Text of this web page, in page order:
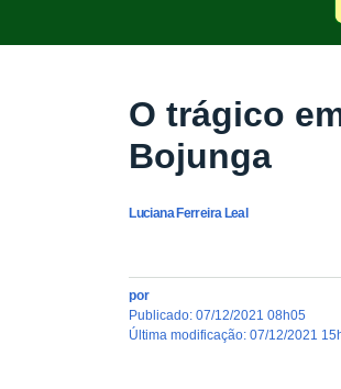
O trágico
Bojunga
Luciana Ferreira Leal
por
publicado:07/12/2021 08h05
última modificação:07/12/2021